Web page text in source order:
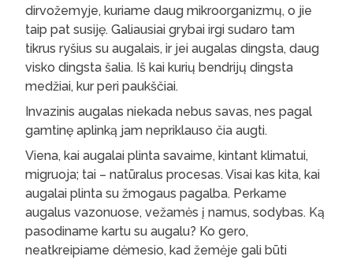
dirvožemyje, kuriame daug mikroorganizmų, o jie
taip pat susiję. Galiausiai grybai irgi sudaro tam
tikrus ryšius su augalais, ir jei augalas dingsta, daug
visko dingsta šalia. Iš kai kurių bendrijų dingsta
medžiai, kur peri paukščiai.
Invazinis augalas niekada nebus savas, nes pagal
gamtinę aplinką jam nepriklauso čia augti.
Viena, kai augalai plinta savaime, kintant klimatui,
migruoja; tai – natūralus procesas. Visai kas kita, kai
augalai plinta su žmogaus pagalba. Perkame
augalus vazonuose, vežamės į namus, sodybas. Ką
pasodiname kartu su augalu? Ko gero,
neatkreipiame dėmesio, kad žemėje gali būti